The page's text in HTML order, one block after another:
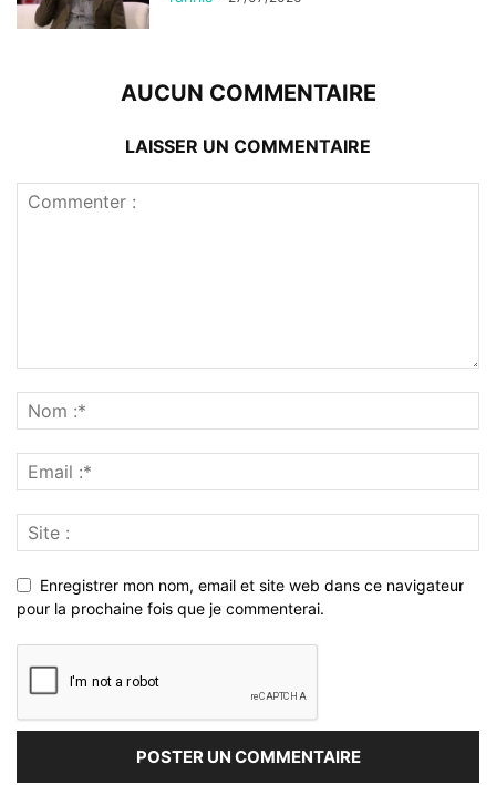
AUCUN COMMENTAIRE
LAISSER UN COMMENTAIRE
Enregistrer mon nom, email et site web dans ce navigateur
pour la prochaine fois que je commenterai.